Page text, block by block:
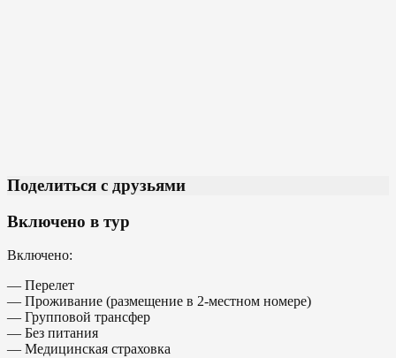
Поделиться с друзьями
Включено в тур
Включено:
— Перелет
— Проживание (размещение в 2-местном номере)
— Групповой трансфер
— Без питания
— Медицинская страховка